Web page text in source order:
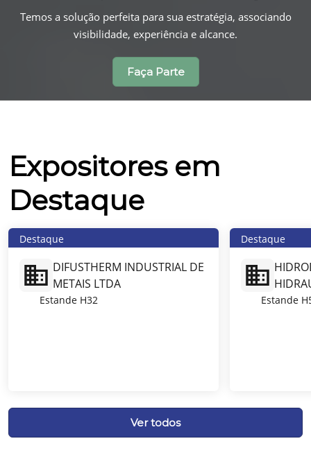
Temos a solução perfeita para sua estratégia, associando
visibilidade, experiência e alcance.
Faça Parte
Expositores em
Destaque
Ver todos
Destaque
DIFUSTHERM INDUSTRIAL DE
METAIS LTDA
Estande H32
Destaque
Estande